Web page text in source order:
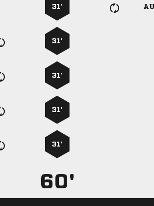
31’
31’
31’
31’
31’
60'